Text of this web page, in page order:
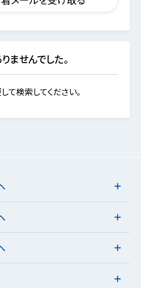
ませんでした。
て検索してください。